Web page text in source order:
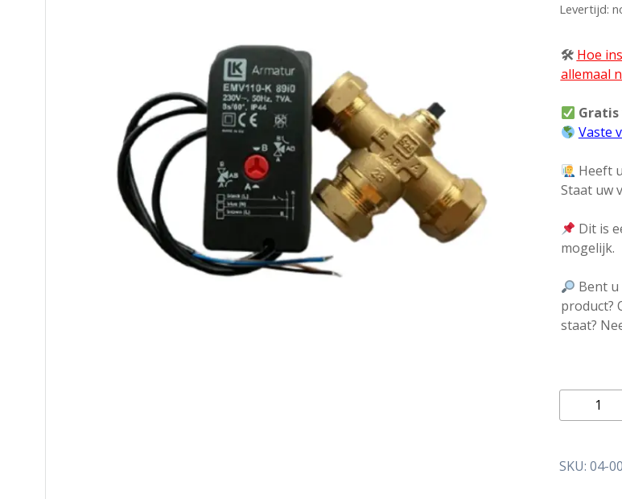
Levertijd:
🛠 Hoe
allemaal
Vaste
Heeft
Staat uw
Dit is
mogelijk.
Bent
product?
staat?
wegklep
SKU: 04-